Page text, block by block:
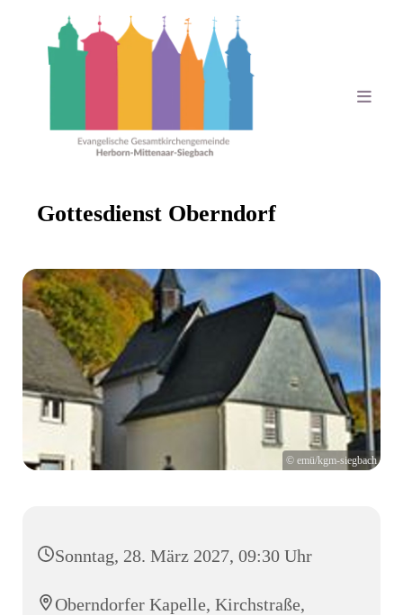
Gottesdienst Oberndorf
© emü/kgm-siegbach
Sonntag, 28. März 2027, 09:30 Uhr
Oberndorfer Kapelle, Kirchstraße,